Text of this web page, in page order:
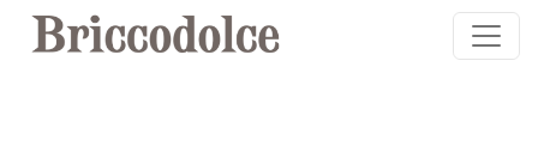
Salta al contenuto principale